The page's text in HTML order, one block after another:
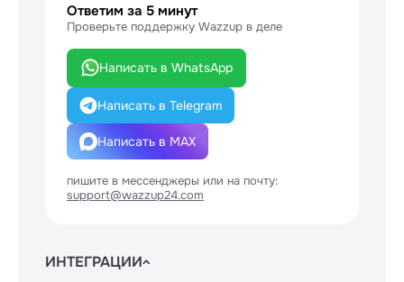
Ответим за 5 минут
Проверьте поддержку Wazzup в деле
Написать в WhatsApp
Написать в Telegram
Написать в MAX
пишите в мессенджеры или на почту:
support@wazzup24.com
ИНТЕГРАЦИИ